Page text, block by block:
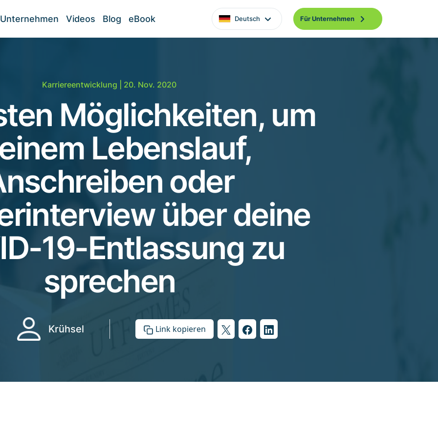
Unternehmen Videos Blog eBook Deutsch Für Unternehmen
Karriereentwicklung | 20. Nov. 2020
Möglichkeiten, um
Lebenslauf,
oder
über deine
19-Entlassung zu
sprechen
Krühsel Link kopieren